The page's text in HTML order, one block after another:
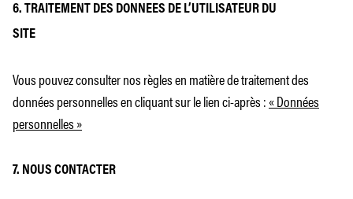
6. TRAITEMENT DES DONNEES DE L’UTILISATEUR DU
SITE
Vous pouvez consulter nos règles en matière de traitement des
données personnelles en cliquant sur le lien ci-après :« Données
personnelles »
7. NOUS CONTACTER